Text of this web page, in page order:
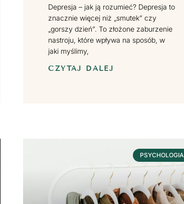
Depresja – jak ją rozumieć? Depresja to
znacznie więcej niż „smutek” czy
„gorszy dzień”. To złożone zaburzenie
nastroju, które wpływa na sposób, w
jaki myślimy,
CZYTAJ DALEJ
PSYCHOLOGIA